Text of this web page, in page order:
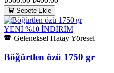
Sepete Ekle
YENİ %10 İNDİRİM
Geleneksel Hatay Yöresel
Böğürtlen özü 1750 gr